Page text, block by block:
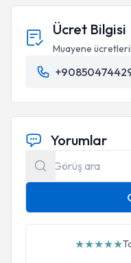
Ücret Bilgisi
Muayene
Yorumlar
★★★★★